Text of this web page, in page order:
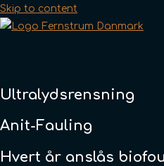
Skip to content
Ultralydsrensning
Anit-Fauling
Hvert år anslås